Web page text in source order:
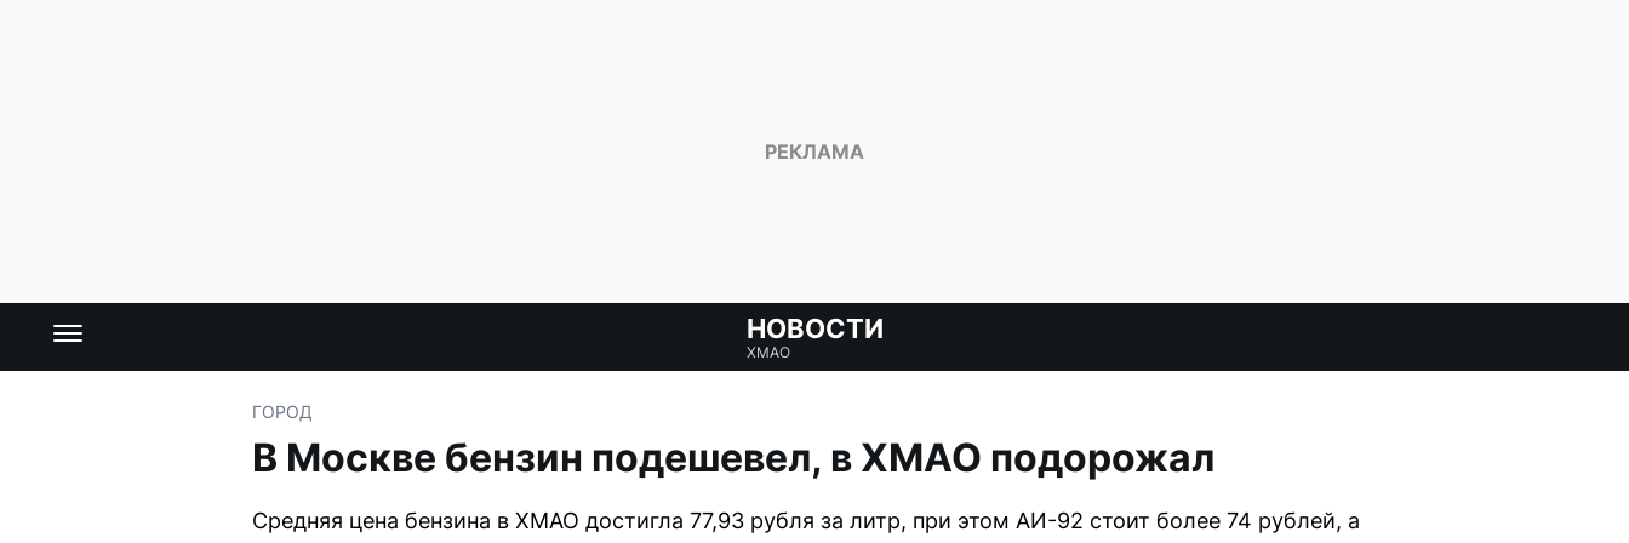
НОВОСТИ
ХМАО
ГОРОД
В Москве бензин подешевел, в ХМАО подорожал
Средняя цена бензина в ХМАО достигла 77,93 рубля за литр, при этом АИ-92 стоит более 74 рублей, а